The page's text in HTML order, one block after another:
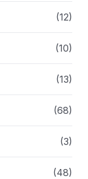
(12)
(10)
(13)
(68)
(3)
(48)